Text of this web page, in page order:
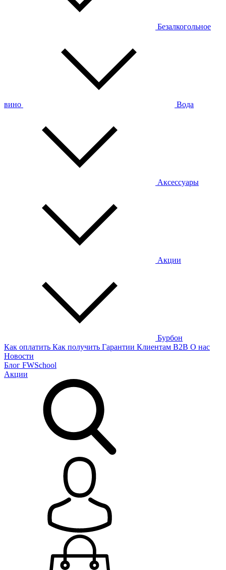
Безалкогольное
вино Вода
Аксессуары
Акции
Бурбон
Как оплатить Как получить Гарантии Клиентам B2B О нас
Новости
Блог FWSchool
Акции